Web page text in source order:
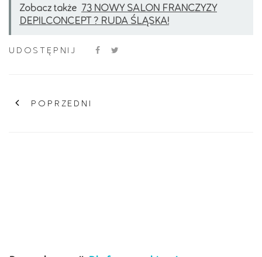
Zobacz także 73 NOWY SALON FRANCZYZY
DEPILCONCEPT ? RUDA ŚLĄSKA!
UDOSTĘPNIJ
POPRZEDNI